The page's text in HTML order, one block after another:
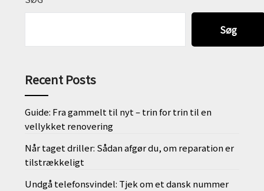
Søg
Recent Posts
Guide: Fra gammelt til nyt – trin for trin til en
vellykket renovering
Når taget driller: Sådan afgør du, om reparation er
tilstrækkeligt
Undgå telefonsvindel: Tjek om et dansk nummer